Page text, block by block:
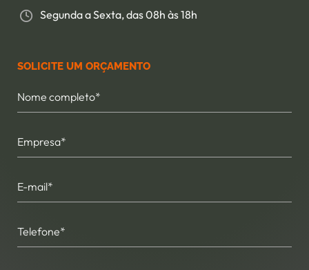
Segunda a Sexta, das 08h às 18h
SOLICITE UM ORÇAMENTO